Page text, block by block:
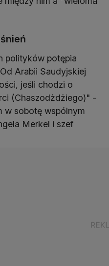
polityków potępia
Arabii Saudyjskiej
jeśli chodzi o
(Chaszodżdżiego)" -
w sobotę wspólnym
Merkel i szef